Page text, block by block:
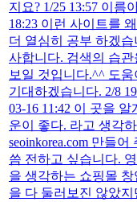
지요? 1/25 13:57 이름
18:23 이런 사이트를
더 열심히 공부 하겠
사합니다. 검색의 습관
보일 것입니다.^^ 도
기대하겠습니다. 2/8
03-16 11:42 이 곳을
운이 좋다. 라고 생각
seoinkorea.com 만들
씀 전하고 싶습니다.
을 생각하는 쇼핑몰
을 다 둘러보진 않았